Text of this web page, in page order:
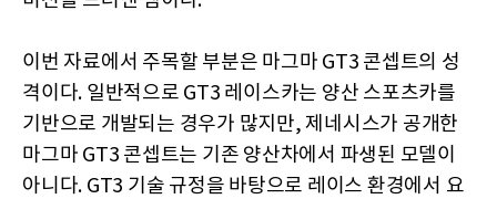
이번 자료에서 주목할 부분은 마그마 GT3 콘셉트의 성
격이다. 일반적으로 GT3 레이스카는 양산 스포츠카를
기반으로 개발되는 경우가 많지만, 제네시스가 공개한
마그마 GT3 콘셉트는 기존 양산차에서 파생된 모델이
아니다. GT3 기술 규정을 바탕으로 레이스 환경에서 요